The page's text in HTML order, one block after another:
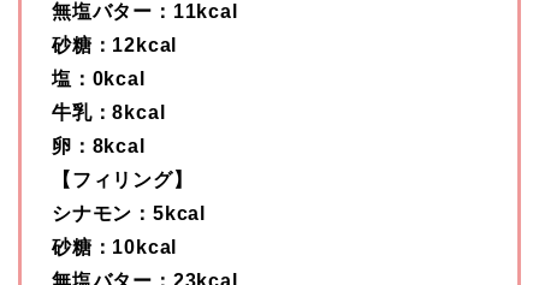
無塩バター：11kcal
砂糖：12kcal
塩：0kcal
牛乳：8kcal
卵：8kcal
【フィリング】
シナモン：5kcal
砂糖：10kcal